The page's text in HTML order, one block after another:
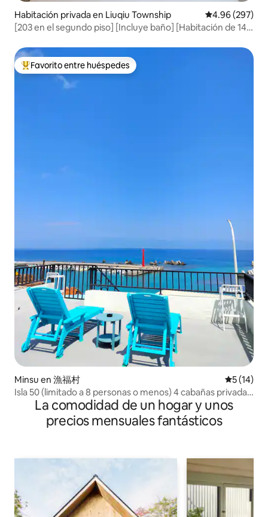
Habitación privada en Liuqiu Township Calificación
4.96 (297)
[203 en el segundo piso] [Incluye baño] [Habitación de 14
Favorito entre huéspedes preferido
Favorito entre huéspedes
Minsu en 漁福村
5 (14)
Isla 50 (limitado a 8 personas o menos) 4 cabañas privadas
blancas con vista al mar y a la playa (no se ofrece karaoke
ni mahjong) (terraza para observar tortugas, contemplar
las estrellas, escuchar las olas y ver el amanecer sobre el
La comodidad de un hogar y unos
precios mensuales fantásticos